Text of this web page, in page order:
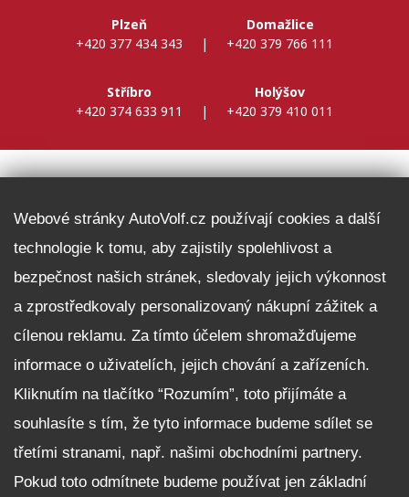
Plzeň
+420 377 434 343
|
Domažlice
+420 379 766 111
Stříbro
+420 374 633 911
|
Holýšov
+420 379 410 011
Fleet program Škoda
Nabídka zaměstnání
Facebook
Reklamační řád
Zásady zpracování osobních údajů pro zákazníky
Upozornění pro věřitele a společníky na jejich práva
Nastavení cookies
Webové stránky AutoVolf.cz používají cookies a další
technologie k tomu, aby zajistily spolehlivost a
bezpečnost našich stránek, sledovaly jejich výkonnost
a zprostředkovaly personalizovaný nákupní zážitek a
cílenou reklamu. Za tímto účelem shromažďujeme
informace o uživatelích, jejich chování a zařízeních.
Kliknutím na tlačítko “Rozumím”, toto přijímáte a
souhlasíte s tím, že tyto informace budeme sdílet se
třetími stranami, např. našimi obchodními partnery.
Pokud toto odmítnete budeme používat jen základní